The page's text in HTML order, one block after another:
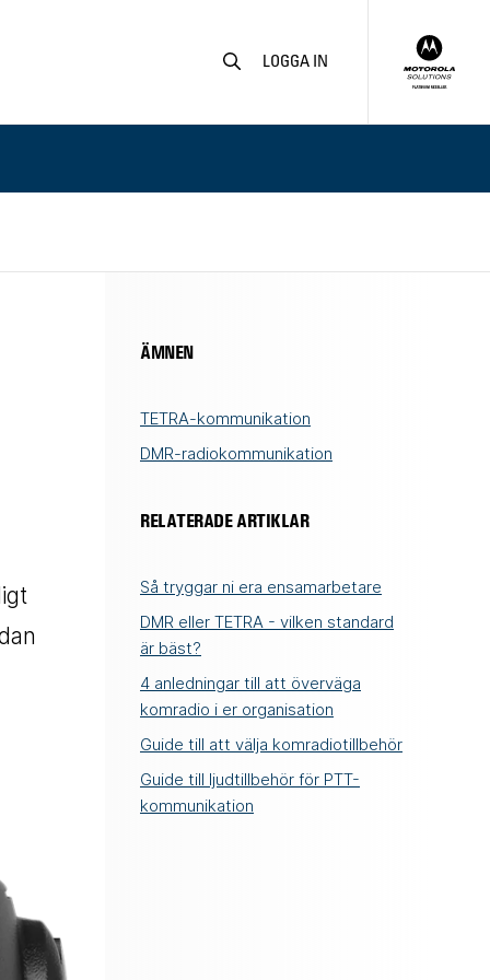
Gå till söksidan
LOGGA IN
ÄMNEN
TETRA-kommunikation
DMR-radiokommunikation
RELATERADE ARTIKLAR
Så tryggar ni era ensamarbetare
DMR eller TETRA - vilken standard
är bäst?
4 anledningar till att överväga
komradio i er organisation
Guide till att välja komradiotillbehör
Guide till ljudtillbehör för PTT-
kommunikation